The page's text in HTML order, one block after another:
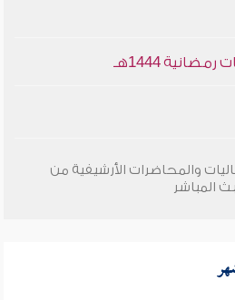
1444هـ
والمحاضرات الأرشيفية من
المباشر